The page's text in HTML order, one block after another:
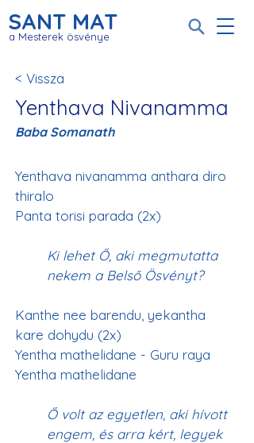
SANT MAT
a Mesterek ösvénye
< Vissza
Yenthava Nivanamma
Baba Somanath
Yenthava nivanamma anthara diro
thiralo
Panta torisi parada (2x)
Ki lehet Ő, aki megmutatta
nekem a Belső Ösvényt?
Kanthe nee barendu, yekantha
kare dohydu (2x)
Yentha mathelidane - Guru raya
Yentha mathelidane
Ő volt az egyetlen, aki hívott
engem, és arra kért, legyek